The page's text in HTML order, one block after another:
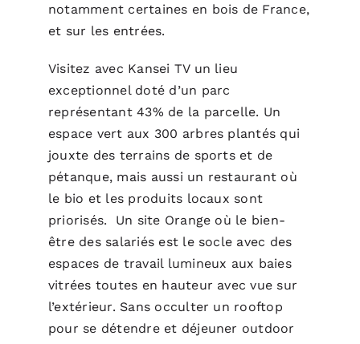
notamment certaines en bois de France,
et sur les entrées.
Visitez avec Kansei TV un lieu
exceptionnel doté d’un parc
représentant 43% de la parcelle. Un
espace vert aux 300 arbres plantés qui
jouxte des terrains de sports et de
pétanque, mais aussi un restaurant où
le bio et les produits locaux sont
priorisés. Un site Orange où le bien-
être des salariés est le socle avec des
espaces de travail lumineux aux baies
vitrées toutes en hauteur avec vue sur
l’extérieur. Sans occulter un rooftop
pour se détendre et déjeuner outdoor